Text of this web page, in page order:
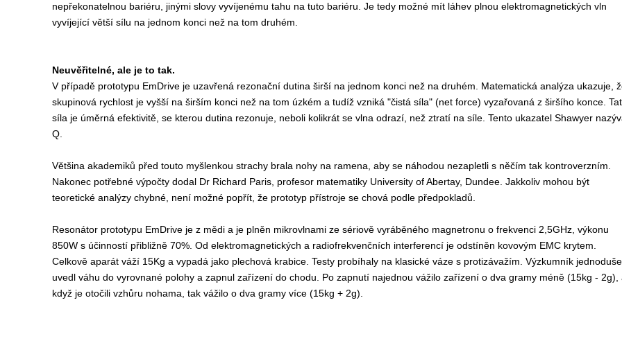
nepřekonatelnou bariéru, jinými slovy vyvíjenému tahu na tuto bariéru. Je tedy možné mít láhev plnou elektromagnetických vln
vyvíjející větší sílu na jednom konci než na tom druhém.
Neuvěřitelné, ale je to tak.
V případě prototypu EmDrive je uzavřená rezonační dutina širší na jednom konci než na druhém. Matematická analýza ukazuje,
skupinová rychlost je vyšší na širším konci než na tom úzkém a tudíž vzniká "čistá síla" (net force) vyzařovaná z širšího konce.
síla je úměrná efektivitě, se kterou dutina rezonuje, neboli kolikrát se vlna odrazí, než ztratí na síle. Tento ukazatel Shawyer
Q.
Většina akademiků před touto myšlenkou strachy brala nohy na ramena, aby se náhodou nezapletli s něčím tak kontroverzním.
Nakonec potřebné výpočty dodal Dr Richard Paris, profesor matematiky University of Abertay, Dundee. Jakkoliv mohou být
teoretické analýzy chybné, není možné popřít, že prototyp přístroje se chová podle předpokladů.
Resonátor prototypu EmDrive je z mědi a je plněn mikrovlnami ze sériově vyráběného magnetronu o frekvenci 2,5GHz, výkonu
850W s účinností přibližně 70%. Od elektromagnetických a radiofrekvenčních interferencí je odstíněn kovovým EMC krytem.
Celkově aparát váží 15Kg a vypadá jako plechová krabice. Testy probíhaly na klasické váze s protizávažím. Výzkumník jednoduše
uvedl váhu do vyrovnané polohy a zapnul zařízení do chodu. Po zapnutí najednou vážilo zařízení o dva gramy méně (15kg - 2g),
když je otočili vzhůru nohama, tak vážilo o dva gramy více (15kg + 2g).